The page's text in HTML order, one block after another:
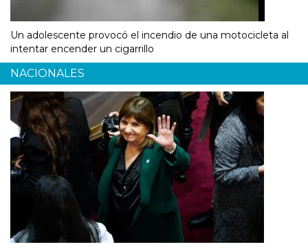
Un adolescente provocó el incendio de una motocicleta al
intentar encender un cigarrillo
NACIONALES